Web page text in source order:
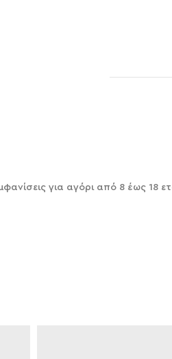
για αγόρι από 8 έως 18